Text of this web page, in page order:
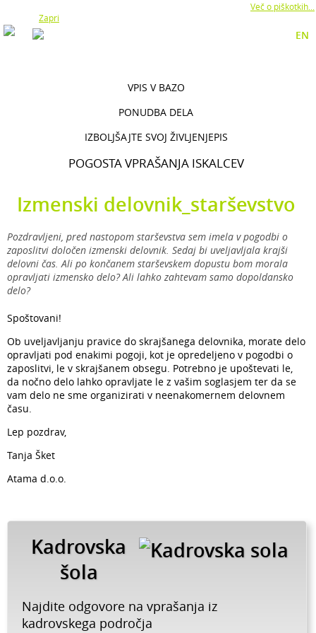
Več o piškotkih...
Zapri
EN
VPIS V BAZO
PONUDBA DELA
IZBOLJŠAJTE SVOJ ŽIVLJENJEPIS
POGOSTA VPRAŠANJA ISKALCEV
Izmenski delovnik_starševstvo
Pozdravljeni, pred nastopom starševstva sem imela v pogodbi o
zaposlitvi določen izmenski delovnik. Sedaj bi uveljavljala krajši
delovni čas. Ali po končanem starševskem dopustu bom morala
opravljati izmensko delo? Ali lahko zahtevam samo dopoldansko
delo?
Spoštovani!
Ob uveljavljanju pravice do skrajšanega delovnika, morate delo
opravljati pod enakimi pogoji, kot je opredeljeno v pogodbi o
zaposlitvi, le v skrajšanem obsegu. Potrebno je upoštevati le,
da nočno delo lahko opravljate le z vašim soglasjem ter da se
vam delo ne sme organizirati v neenakomernem delovnem
času.
Lep pozdrav,
Tanja Šket
Atama d.o.o.
Kadrovska
šola
Najdite odgovore na vprašanja iz
kadrovskega področja